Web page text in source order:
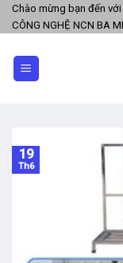
SkipChào mừng bạn đến với
CÔNG NGHỆ NCN BA
19
Th6